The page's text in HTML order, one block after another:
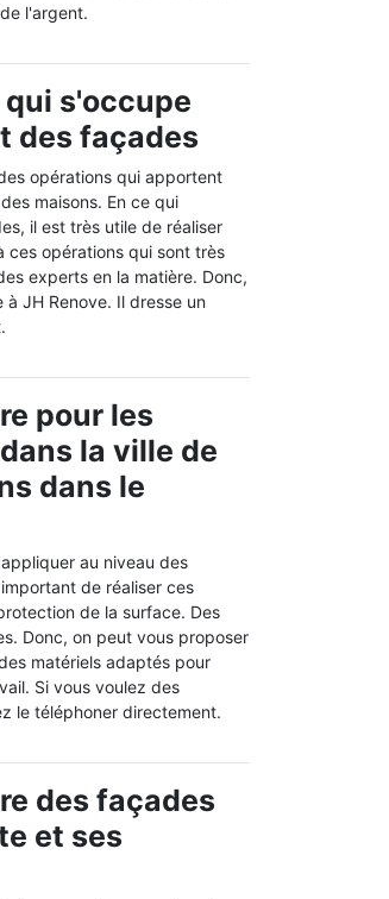
l'argent.
qui s'occupe
des façades
opérations qui apportent
maisons. En ce qui
il est très utile de réaliser
ces opérations qui sont très
experts en la matière. Donc,
JH Renove. Il dresse un
pour les
la ville de
dans le
au niveau des
de réaliser ces
de la surface. Des
Donc, on peut vous proposer
matériels adaptés pour
Si vous voulez des
le téléphoner directement.
des façades
et ses